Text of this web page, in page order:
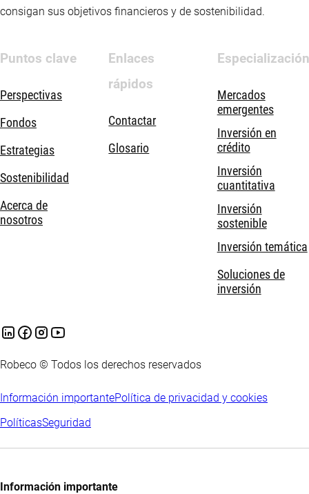
consigan sus objetivos financieros y de sostenibilidad.
Puntos clave
Perspectivas
Fondos
Estrategias
Sostenibilidad
Acerca de
nosotros
Enlaces
rápidos
Contactar
Glosario
Especialización
Mercados
emergentes
Inversión en
crédito
Inversión
cuantitativa
Inversión
sostenible
Inversión temática
Soluciones de
inversión
Robeco © Todos los derechos reservados
Información importantePolítica de privacidad y cookies
PolíticasSeguridad
Información importante